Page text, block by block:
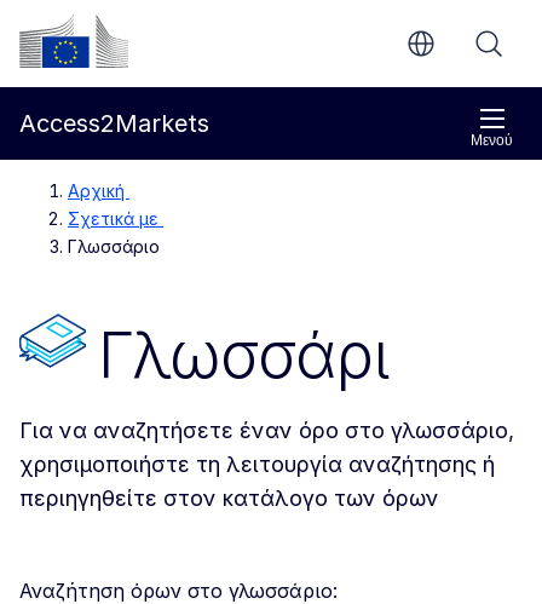
Απευθείας μετάβαση στο κύριο περιεχόμενο
Ευρωπαϊκή Επιτροπή
Μενού
Access2Markets
Αρχική
Σχετικά με
Γλωσσάριο
Γλωσσάρι
Για να αναζητήσετε έναν όρο στο γλωσσάριο,
χρησιμοποιήστε τη λειτουργία αναζήτησης ή
περιηγηθείτε στον κατάλογο των όρων
Αναζήτηση όρων στο γλωσσάριο: